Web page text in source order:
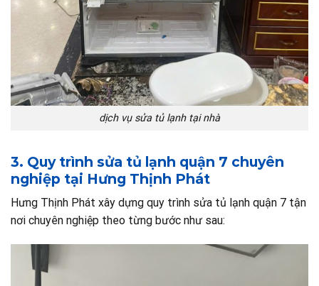
dịch vụ sửa tủ lạnh tại nhà
3. Quy trình sửa tủ lạnh quận 7 chuyên
nghiệp tại Hưng Thịnh Phát
Hưng Thịnh Phát xây dựng quy trình sửa tủ lạnh quận 7 tận
nơi chuyên nghiệp theo từng bước như sau: